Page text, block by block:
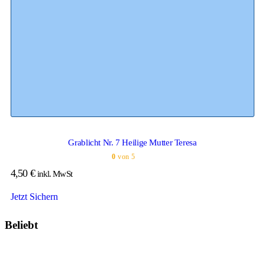
Grablicht Nr. 7 Heilige Mutter Teresa
0 von 5
4,50 € inkl. MwSt
Jetzt Sichern
Beliebt